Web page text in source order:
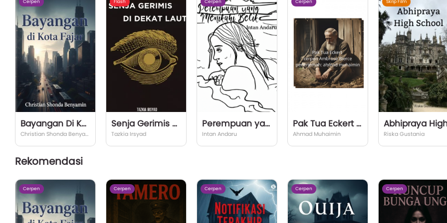
Cerpen
Bayangan Di Kota Fajar
Christian Shonda Benyamin
Flash
Senja Gerimis di Dekat Laut
Tazkia Irsyad
Cerpen
Perempuan yang Menikahi Belik
Intan Andaru
Cerpen
Pak Tua Eckert karya Ambrose Bierce penerjemah: ahmad muhaimin
Ahmad Muhaimin
Skrip Film
Riska Gustania
Rekomendasi
Cerpen Cerpen Cerpen Cerpen Cerpen